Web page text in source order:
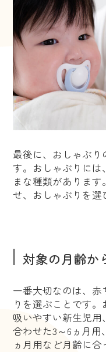
最後に、おしゃぶり
す。おしゃぶりに
まな種類がありま
せ、おしゃぶりを選
対象の月齢か
一番大切なのは、
りを選ぶことです
吸いやすい新生児
合わせた3～6ヵ月用
ヵ月用など月齢に合